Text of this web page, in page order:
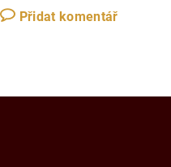
Přidat komentář